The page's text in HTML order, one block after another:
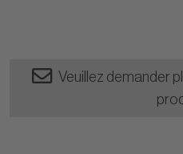
Veuillez demander